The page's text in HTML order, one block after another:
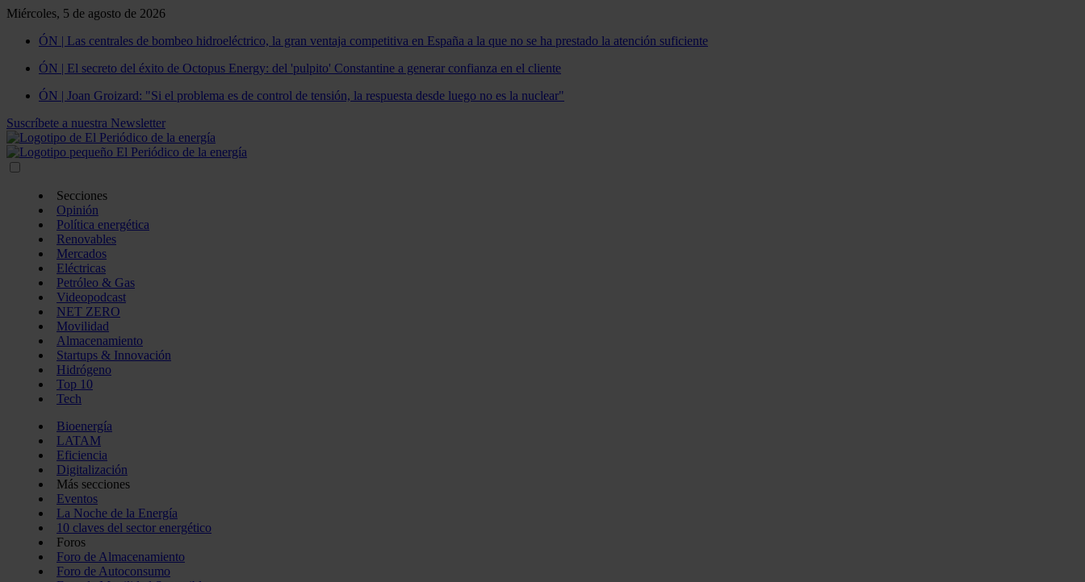
Miércoles, 5 de agosto de 2026
ÓN | Las centrales de bombeo hidroeléctrico, la gran ventaja competitiva en España a la que no se ha prestado la atención suficiente
ÓN | El secreto del éxito de Octopus Energy: del 'pulpito' Constantine a generar confianza en el cliente
ÓN | Joan Groizard: "Si el problema es de control de tensión, la respuesta desde luego no es la nuclear"
Suscríbete a nuestra Newsletter
Secciones
Opinión
Política energética
Renovables
Mercados
Eléctricas
Petróleo & Gas
Videopodcast
NET ZERO
Movilidad
Almacenamiento
Startups & Innovación
Hidrógeno
Top 10
Tech
Bioenergía
LATAM
Eficiencia
Digitalización
Más secciones
Eventos
La Noche de la Energía
10 claves del sector energético
Foros
Foro de Almacenamiento
Foro de Autoconsumo